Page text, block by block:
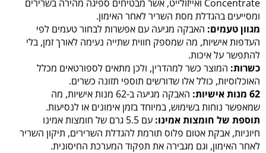
Concentrate ואייזולייט, אשר מבטיחים ספיגה מהירה בשרירים
ומסייעים בהגדלת מסת השריר לאחר האימון.
מגוון טעמים: האבקה מגיעה עם אפשרות לבחור טעמים לפי
העדפות אישיות, מה שמספק חווית שתייה נעימה לאורך זמן, בלי
להתפשר על איכות.
כשרות: המוצר כשר למהדרין, ולכן מתאים לספורטאים מכלל
האוכלוסיות, כולל אלו שדורשים תוספי תזונה כשרים.
62 מנות אישיות:
האבקה מגיעה ב-62 מנות אישיות, מה
שמאפשר נוחות בשימוש, במיוחד בזמן אימונים או לנסיעות.
תוספת של חומצות אמינו:
עם 5.5 גרם של חומצות אמינו
חיוניות, אבקת אטום פלוס תורמת להגדלת השרירים, תיקון השריר
לאחר האימון, וגם מגבירה את תפקוד המערכת החיסונית.